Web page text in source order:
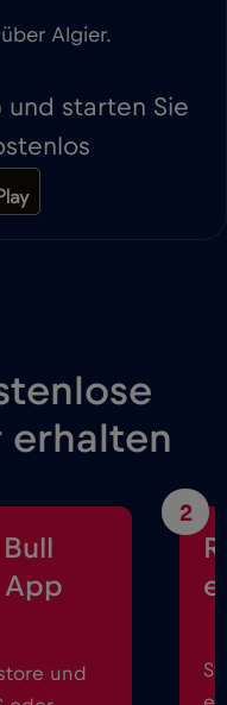
Algier.
und starten Sie
erhalten
App
und
2